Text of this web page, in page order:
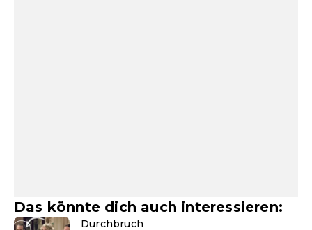
Das könnte dich auch interessieren:
Durchbruch